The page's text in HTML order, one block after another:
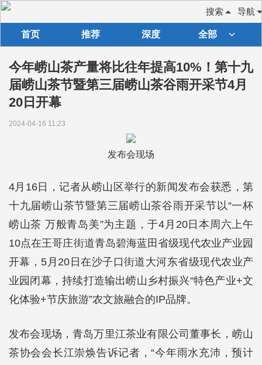
导航
搜索
首页 推荐 深度 全部
今年崂山茶产量将比往年提高10%！第十九
届崂山茶节暨第三届崂山茶谷雨开采节4月
20日开幕
2024-04-16 11:23
发布会现场
4月16日，记者从崂山区举行的新闻发布会获悉，第
十九届崂山茶节暨第三届崂山茶谷雨开采节以“一杯
崂山茶 万般青岛美”为主题，于4月20日本周六上午
10点在王哥庄街道青岛碧海蓝田省级现代农业产业园
开幕，5月20日在沙子口街道大河东省级现代农业产
业园闭幕，持续打造输出崂山乡村振兴“特色产业+文
化体验+节庆旅游”农文旅融合的IP品牌。
发布会现场，青岛万里江茶业有限公司董事长，崂山
茶协会会长江崇焕告诉记者，“今年雨水充沛，预计